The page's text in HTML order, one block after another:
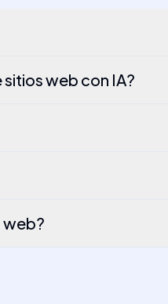
sitios web con IA?
web?